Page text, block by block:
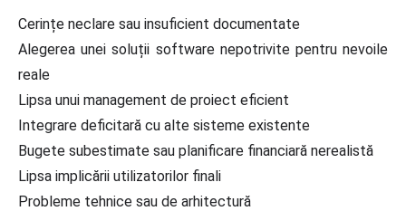
Cerințe neclare sau insuficient documentate
Alegerea unei soluții software nepotrivite pentru nevoile
reale
Lipsa unui management de proiect eficient
Integrare deficitară cu alte sisteme existente
Bugete subestimate sau planificare financiară nerealistă
Lipsa implicării utilizatorilor finali
Probleme tehnice sau de arhitectură